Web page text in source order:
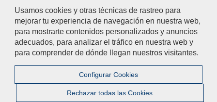
Usamos cookies y otras técnicas de rastreo para
mejorar tu experiencia de navegación en nuestra web,
para mostrarte contenidos personalizados y anuncios
adecuados, para analizar el tráfico en nuestra web y
para comprender de dónde llegan nuestros visitantes.
Configurar Cookies
Rechazar todas las Cookies
Contacta con nosotros
© 2021 Universidad Pablo de Olavide - Departamento de
Aviso Legal |
Configurar cookies